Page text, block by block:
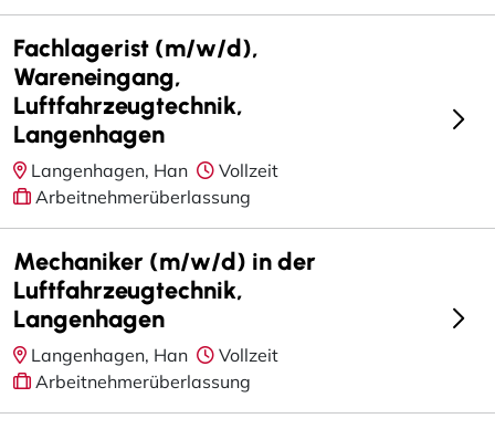
Fachlagerist (m/w/d),
Wareneingang,
Luftfahrzeugtechnik,
Langenhagen
Langenhagen, Han
Vollzeit
Arbeitnehmerüberlassung
Mechaniker (m/w/d) in der
Luftfahrzeugtechnik,
Langenhagen
Langenhagen, Han
Vollzeit
Arbeitnehmerüberlassung